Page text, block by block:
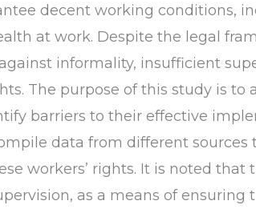
decent working conditions,
at work. Despite the legal
informality, insufficient
The purpose of this study is to
barriers to their effective
data from different sources
workers’ rights. It is noted that
as a means of ensuring